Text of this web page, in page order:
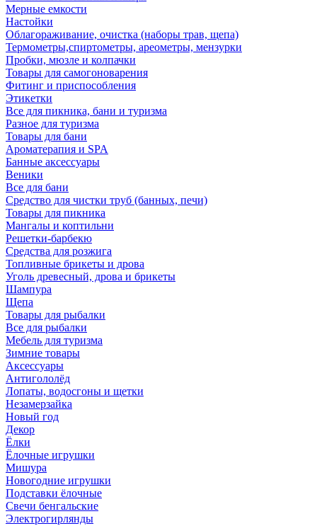
Мерные емкости
Настойки
Облагораживание, очистка (наборы трав, щепа)
Термометры,спиртометры, ареометры, мензурки
Пробки, мюзле и колпачки
Товары для самогоноварения
Фитинг и приспособления
Этикетки
Все для пикника, бани и туризма
Разное для туризма
Товары для бани
Ароматерапия и SPA
Банные аксессуары
Веники
Все для бани
Средство для чистки труб (банных, печи)
Товары для пикника
Мангалы и коптильни
Решетки-барбекю
Средства для розжига
Топливные брикеты и дрова
Уголь древесный, дрова и брикеты
Шампура
Щепа
Товары для рыбалки
Все для рыбалки
Мебель для туризма
Зимние товары
Аксессуары
Антигололёд
Лопаты, водосгоны и щетки
Незамерзайка
Новый год
Декор
Ёлки
Ёлочные игрушки
Мишура
Новогодние игрушки
Подставки ёлочные
Свечи бенгальские
Электрогирлянды